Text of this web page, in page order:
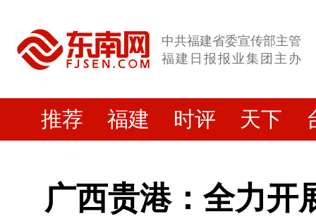
中共福建省委宣传部主管
福建日报报业集团主办
推荐 福建 时评 天下
广西贵港：全力开